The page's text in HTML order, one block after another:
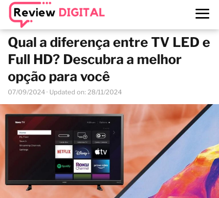
Qual a diferença entre TV LED e
Full HD? Descubra a melhor
opção para você
07/09/2024· Updated on: 28/11/2024